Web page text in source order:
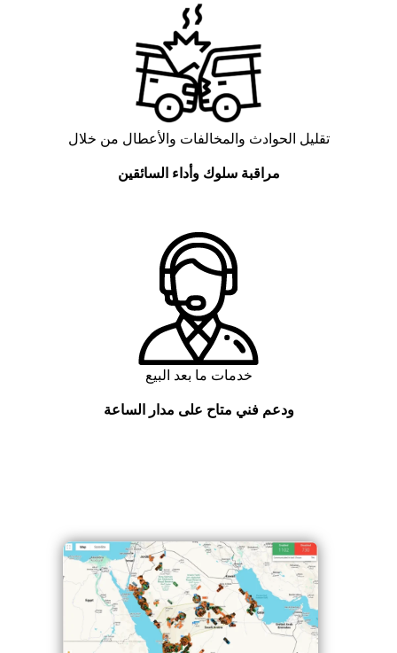
تقليل الحوادث والمخالفات والأعطال من خلال
مراقبة سلوك وأداء السائقين
خدمات ما بعد البيع
ودعم فني متاح على مدار الساعة